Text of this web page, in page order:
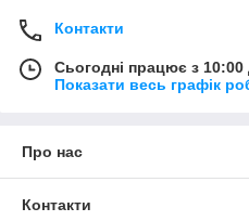
Контакти
Сьогодні працює з 10:00
Показати весь графік
Про нас
Контакти